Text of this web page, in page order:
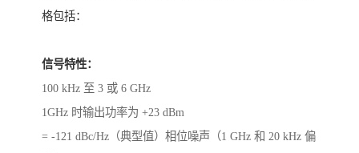
格包括：
信号特性：
100 kHz 至 3 或 6 GHz
1GHz 时输出功率为 +23 dBm
= -121 dBc/Hz（典型值）相位噪声（1 GHz 和 20 kHz 偏